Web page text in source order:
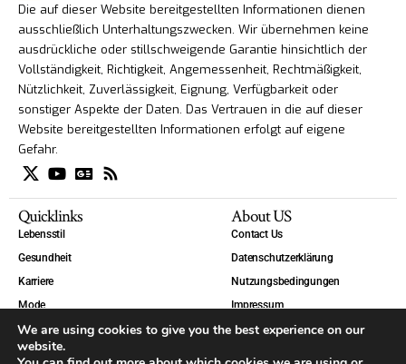
Die auf dieser Website bereitgestellten Informationen dienen
ausschließlich Unterhaltungszwecken. Wir übernehmen keine
ausdrückliche oder stillschweigende Garantie hinsichtlich der
Vollständigkeit, Richtigkeit, Angemessenheit, Rechtmäßigkeit,
Nützlichkeit, Zuverlässigkeit, Eignung, Verfügbarkeit oder
sonstiger Aspekte der Daten. Das Vertrauen in die auf dieser
Website bereitgestellten Informationen erfolgt auf eigene
Gefahr.
Quicklinks
Lebensstil
Gesundheit
Karriere
Mode
Technik
Welt
About US
Contact Us
Datenschutzerklärung
Nutzungsbedingungen
Impressum
We are using cookies to give you the best experience on our
website.